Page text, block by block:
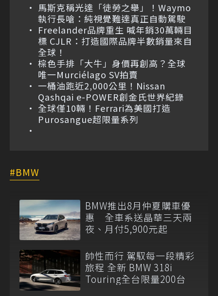
馬斯克稱光達「徒勞之舉」！Waymo
執行長嗆：純視覺難達真正自動駕駛
Freelander品牌重生 喊年銷30萬輛目
標 CJLR：打造國際品牌半數銷量來自
全球！
棕色手排「大牛」身價再創高？全球
唯一Murciélago SV拍賣
一桶油跑近2,000公里！Nissan
Qashqai e-POWER創金氏世界紀錄
全球僅10輛！Ferrari為美國打造
Purosangue超限量系列
BMW
BMW推出8月仲夏購車優
惠 全車系送晶華三天兩
夜、月付5,900元起
帥性而行 駕馭每一段精彩
旅程 全新 BMW 318i
Touring全台限量200台